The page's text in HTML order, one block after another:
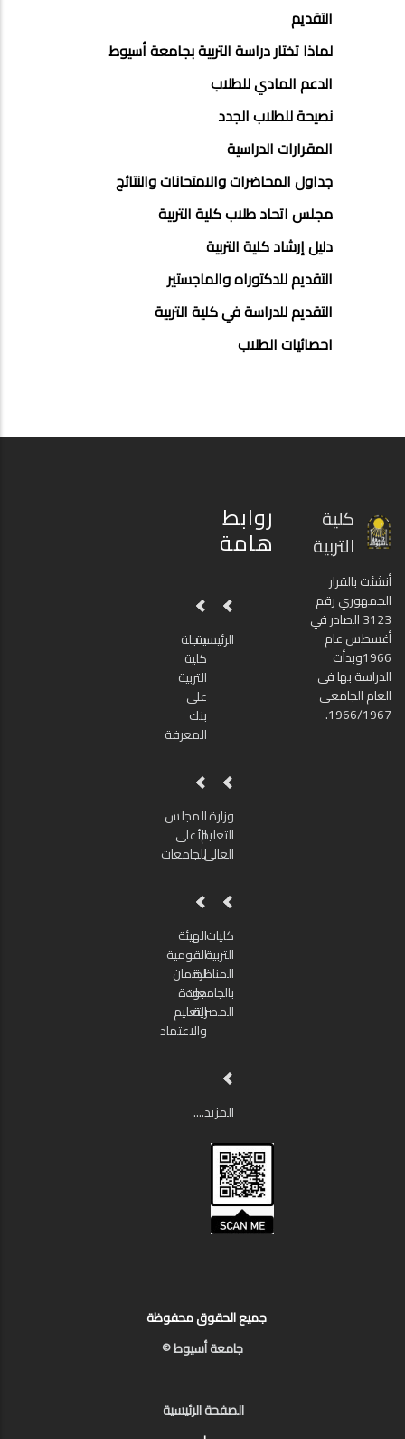
التقديم
لماذا تختار دراسة التربية بجامعة أسيوط
الدعم المادي للطلاب
نصيحة للطلاب الجدد
المقرارات الدراسية
جداول المحاضرات والامتحانات والنتائج
مجلس اتحاد طلاب كلية التربية
دليل إرشاد كلية التربية
التقديم للدكتوراه والماجستير
التقديم للدراسة في كلية التربية
احصائيات الطلاب
كلية
التربية
أنشئت بالقرار
الجمهوري رقم
3123 الصادر في
أغسطس عام
1966وبدأت
الدراسة بها في
العام الجامعي
1966/1967.
روابط
هامة
الرئيسيةمجلة
كلية
التربية
على
بنك
المعرفة
وزارة
التعليم
العالى
المجلس
الأعلى
للجامعات
كليات
التربية
المناظرة
بالجامعات
المصرية
الهيئة
القومية
لضمان
جودة
التعليم
والاعتماد
المزيد....
جميع الحقوق محفوظة
جامعة أسيوط ©
الصفحة الرئيسية